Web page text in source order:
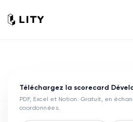
Téléchargez la scorecard
PDF, Excel et Notion. Gratuit, en
coordonnées.